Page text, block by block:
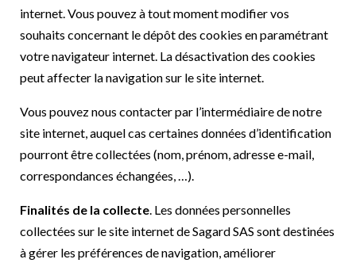
internet. Vous pouvez à tout moment modifier vos
souhaits concernant le dépôt des cookies en paramétrant
votre navigateur internet. La désactivation des cookies
peut affecter la navigation sur le site internet.
Vous pouvez nous contacter par l’intermédiaire de notre
site internet, auquel cas certaines données d’identification
pourront être collectées (nom, prénom, adresse e-mail,
correspondances échangées, …).
Finalités de la collecte. Les données personnelles
collectées sur le site internet de Sagard SAS sont destinées
à gérer les préférences de navigation, améliorer